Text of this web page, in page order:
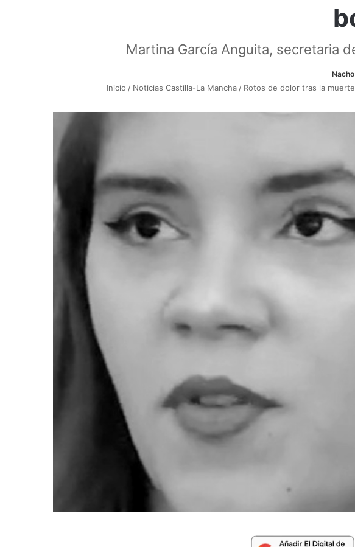
Martina García Anguita, secretaria
Inicio / Noticias Castilla-La Mancha / Rotos de dolor tras la